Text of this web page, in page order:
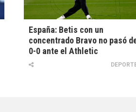
España: Betis con un
concentrado Bravo no pasó
0-0 ante el Athletic